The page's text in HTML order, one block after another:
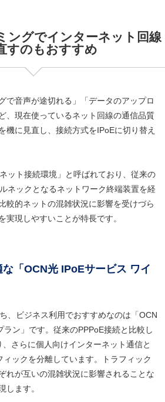
ングでインターネット回線
すのもおすすめ
で音声が途切れる」「データのアップロ
、現在使っているネット回線の通信品質
機に見直し、接続方式をIPoEに切り替え
ット接続環境」と呼ばれており、従来の
ネックとなるネットワーク終端装置を経
較的ネットの混雑状況に影響を受けづら
実現しやすいことが特長です。
「OCN光 IPoEサービス ワイ
、ビジネス利用でおすすめなのは「OCN
ン」です。従来のPPPoE接続と比較し
さらに個人向けインターネット通信と
ックを分離しています。トラフィック
れが互いの混雑状況に影響されることな
します。